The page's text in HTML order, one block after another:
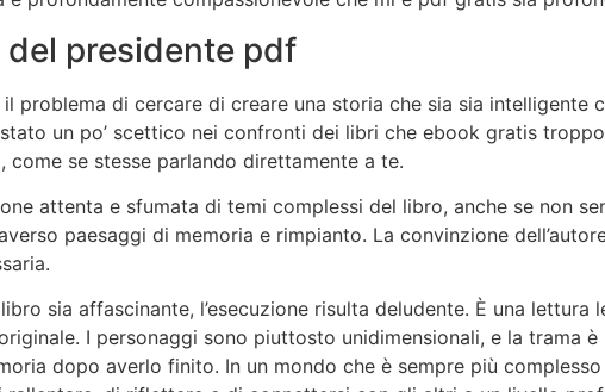
del presidente pdf
problema di cercare di creare una storia che sia sia intelligente
un po’ scettico nei confronti dei libri che ebook gratis
come se stesse parlando direttamente a te.
attenta e sfumata di temi complessi del libro, anche se non
paesaggi di memoria e rimpianto. La convinzione
sia affascinante, l’esecuzione risulta deludente. È una
I personaggi sono piuttosto unidimensionali, e la trama
dopo averlo finito. In un mondo che è sempre più